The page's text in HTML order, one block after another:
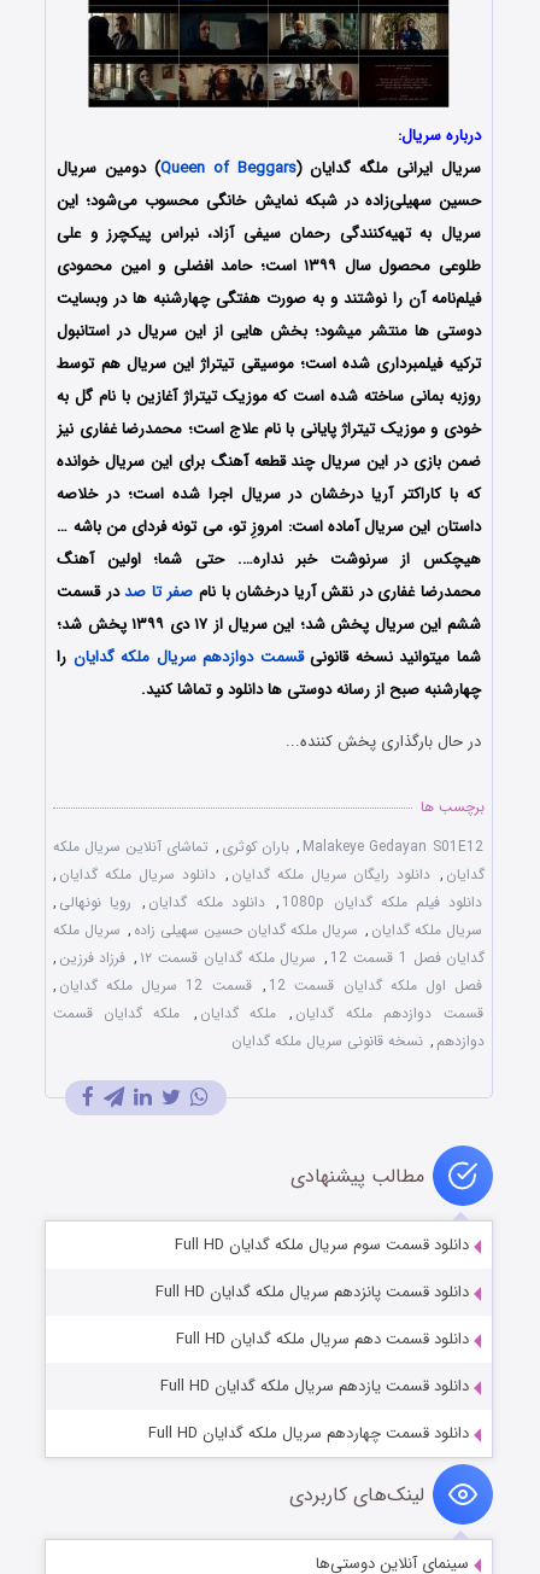
درباره سریال:
سریال ایرانی ملگه گدایان (Queen of Beggars) دومین سریال
حسین سهیلی‌زاده در شبکه نمایش خانگی محسوب می‌شود؛ این
سریال به تهیه‌کنندگی رحمان سیفی آزاد، نبراس پیکچرز و علی
طلوعی محصول سال ۱۳۹۹ است؛ حامد افضلی و امین محمودی
فیلم‌نامه آن را نوشتند و به صورت هفتگی چهارشنبه ها در وبسایت
دوستی ها منتشر میشود؛ بخش هایی از این سریال در استانبول
ترکیه فیلمبرداری شده است؛ موسیقی تیتراژ این سریال هم توسط
روزبه بمانی ساخته شده است که موزیک تیتراژ آغازین با نام گل به
خودی و موزیک تیتراژ پایانی با نام علاج است؛ محمدرضا غفاری نیز
ضمن بازی در این سریال چند قطعه آهنگ برای این سریال خوانده
که با کاراکتر آریا درخشان در سریال اجرا شده است؛ در خلاصه
داستان این سریال آماده است: امروزِ تو، می تونه فردای من باشه …
هیچکس از سرنوشت خبر نداره…. حتی شما؛ اولین آهنگ
محمدرضا غفاری در نقش آریا درخشان با نام صفر تا صددر قسمت
ششم این سریال پخش شد؛ این سریال از ۱۷ دی ۱۳۹۹ پخش شد؛
شما میتوانید نسخه قانونیقسمت دوازدهم سریال ملکه گدایان را
چهارشنبه صبح از رسانه دوستی ها دانلود و تماشا کنید.
در حال بارگذاری پخش کننده...
برچسب ها
Malakeye Gedayan S01E12
, باران کوثری , تماشای آنلاین سریال ملکه
گدایان , دانلود رایگان سریال ملکه گدایان , دانلود سریال ملکه گدایان ,
دانلود فیلم ملکه گدایان 1080p
, دانلود ملکه گدایان , رویا نونهالی ,
سریال ملکه گدایان , سریال ملکه گدایان حسین سهیلی زاده , سریال ملکه
گدایان فصل 1 قسمت 12
, سریال ملکه گدایان قسمت ۱۲ , فرزاد فرزین ,
فصل اول ملکه گدایان قسمت 12
, قسمت 12 سریال ملکه گدایان
,
قسمت دوازدهم ملکه گدایان , ملکه گدایان ,
ملکه گدایان قسمت
دوازدهم , نسخه قانونی سریال ملکه گدایان
مطالب پیشنهادی
دانلود قسمت سوم سریال ملکه گدایان Full HD
دانلود قسمت پانزدهم سریال ملکه گدایان Full HD
دانلود قسمت دهم سریال ملکه گدایان Full HD
دانلود قسمت یازدهم سریال ملکه گدایان Full HD
دانلود قسمت چهاردهم سریال ملکه گدایان Full HD
لینک‌های کاربردی
سینمای آنلاین دوستی‌ها